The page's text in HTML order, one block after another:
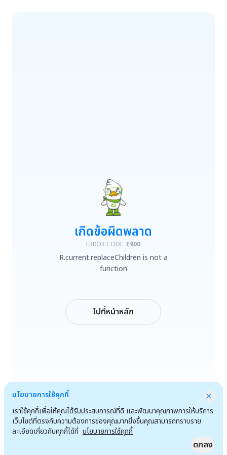
R.current.replaceChildren is not a function
เกิดข้อผิดพลาด
ERROR CODE: E900
R.current.replaceChildren is not a
function
ไปที่หน้าหลัก
นโยบายการใช้คุกกี้
เราใช้คุกกี้เพื่อให้คุณได้รับประสบการณ์ที่ดี และพัฒนาคุณภาพการให้บริการ
เว็บไซต์ที่ตรงกับความต้องการของคุณมากยิ่งขึ้นคุณสามารถทราบราย
ละเอียดเกี่ยวกับคุกกี้ได้ที่ นโยบายการใช้คุกกี้
ตกลง